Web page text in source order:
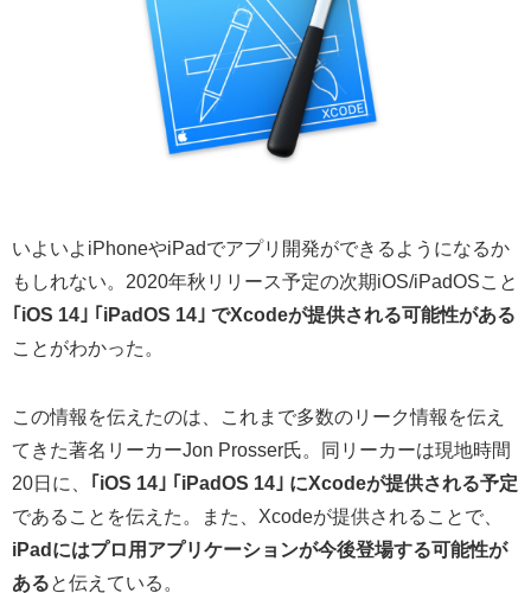
いよいよiPhoneやiPadでアプリ開発ができるようになるか
もしれない。2020年秋リリース予定の次期iOS/iPadOSこと
｢iOS 14｣ ｢iPadOS 14｣ でXcodeが提供される可能性がある
ことがわかった。
この情報を伝えたのは、これまで多数のリーク情報を伝え
てきた著名リーカーJon Prosser氏。同リーカーは現地時間
20日に、
｢iOS 14｣ ｢iPadOS 14｣ にXcodeが提供される予定
であることを伝えた。また、Xcodeが提供されることで、
iPadにはプロ用アプリケーションが今後登場する可能性が
あると伝えている。